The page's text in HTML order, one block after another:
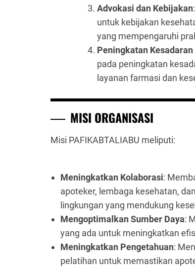
Advokasi dan Kebijakan
untuk kebijakan
yang mempengaruhi
Peningkatan
pada peningkatan
layanan farmasi dan
MISI ORGANISASI
Misi PAFIKABTALIABU meliputi:
Meningkatkan Kolaborasi:
apoteker, lembaga kesehatan,
lingkungan yang mendukung
Mengoptimalkan Sumber Daya:
yang ada untuk meningkatkan
Meningkatkan Pengetahuan:
pelatihan untuk memastikan